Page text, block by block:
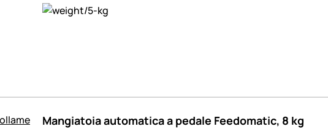
Mangiatoia automatica a pedale Feedomatic, 8 kg